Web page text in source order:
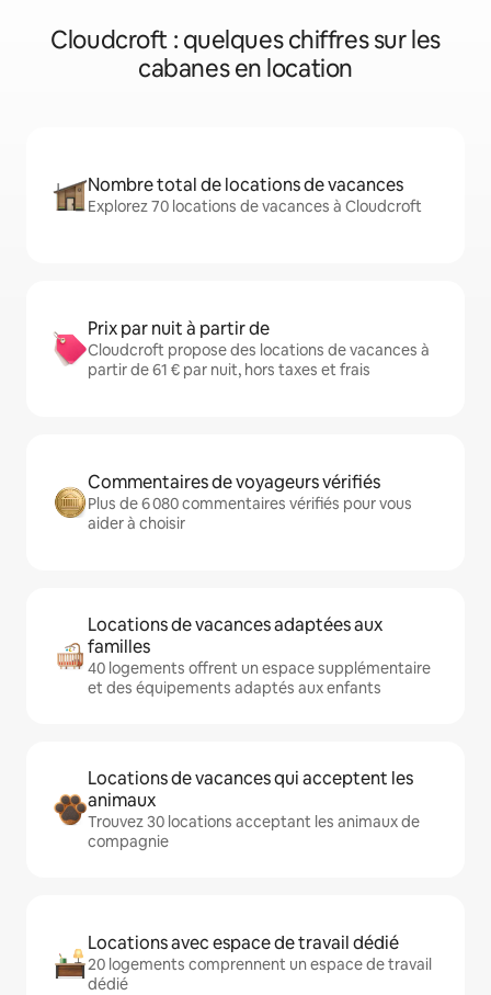
Cloudcroft : quelques chiffres sur les
cabanes en location
Nombre total de locations de vacances
Explorez 70 locations de vacances à Cloudcroft
Prix par nuit à partir de
Cloudcroft propose des locations de vacances à
partir de 61 € par nuit, hors taxes et frais
Commentaires de voyageurs vérifiés
Plus de 6 080 commentaires vérifiés pour vous
aider à choisir
Locations de vacances adaptées aux
familles
40 logements offrent un espace supplémentaire
et des équipements adaptés aux enfants
Locations de vacances qui acceptent les
animaux
Trouvez 30 locations acceptant les animaux de
compagnie
Locations avec espace de travail dédié
20 logements comprennent un espace de travail
dédié